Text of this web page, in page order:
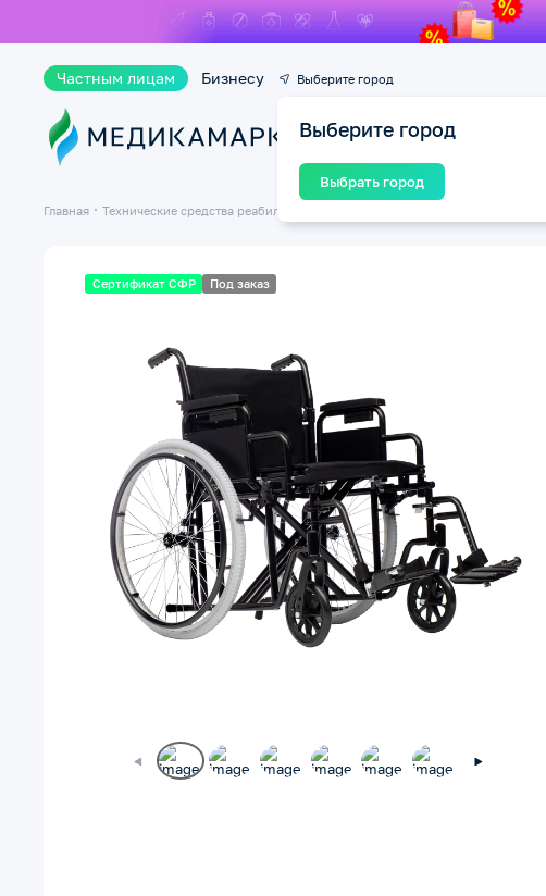
Частным лицам Бизнесу Выберите город
Выберите город
Выбрать город
Каталог
Главная Технические средства реабилитации ТСР
Сертификат СФР Под заказ